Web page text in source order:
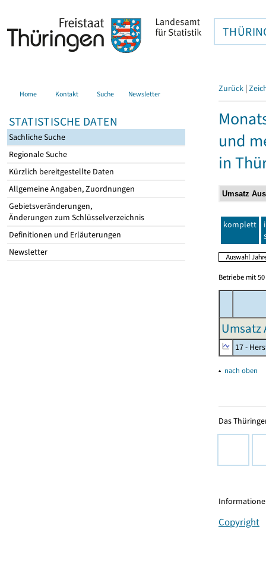
Home Kontakt Suche Newsletter
STATISTISCHE DATEN
Sachliche Suche
Regionale Suche
Kürzlich bereitgestellte Daten
Allgemeine Angaben, Zuordnungen
Gebietsveränderungen,
Änderungen zum Schlüsselverzeichnis
Definitionen und Erläuterungen
Newsletter
Zurück |
und
in
komplett
Betriebe mit
Umsatz
17 -
▴ nach oben
Das
Copyright